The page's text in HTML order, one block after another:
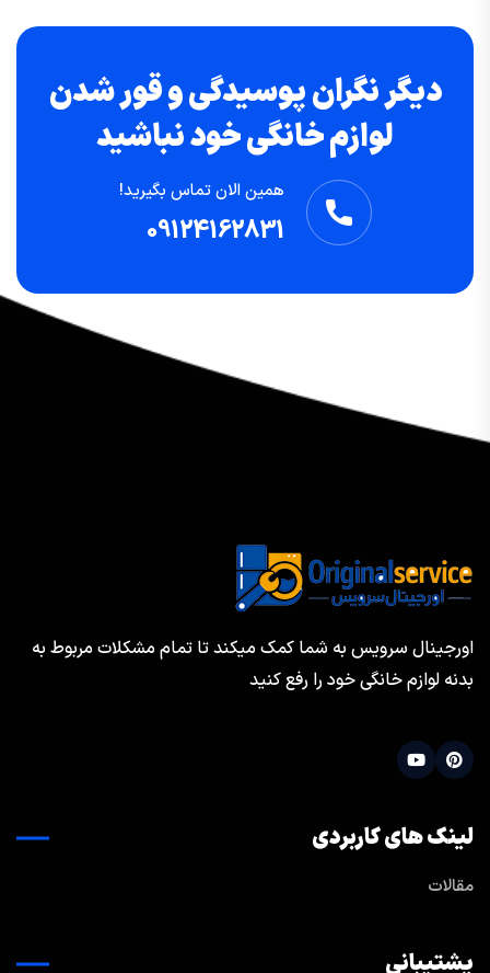
دیگر نگران پوسیدگی و قور شدن
لوازم خانگی خود نباشید
همین الان تماس بگیرید!
09124162831
اورجینال سرویس به شما کمک میکند تا تمام مشکلات مربوط به
بدنه لوازم خانگی خود را رفع کنید
لینک های کاربردی
مقالات
پشتیبانی